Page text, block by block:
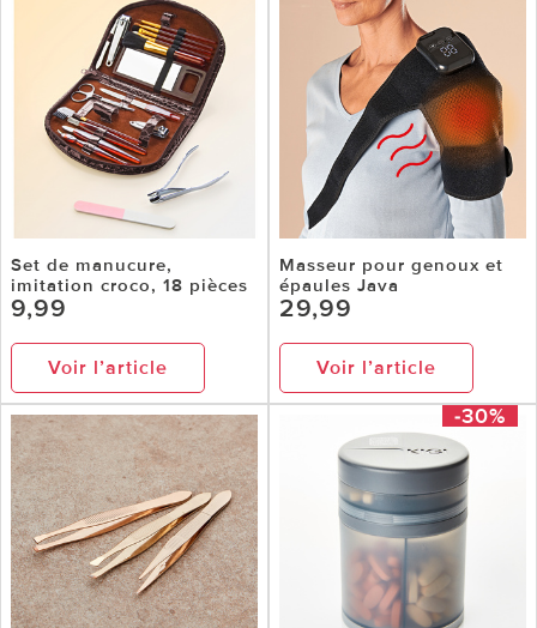
Set de manucure,
imitation croco, 18 pièces
9,99
Voir l’article
Masseur pour genoux et
épaules Java
29,99
Voir l’article
-30%